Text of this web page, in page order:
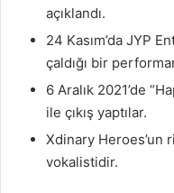
açıklandı.
24 Kasım’da JYP
çaldığı bir
6 Aralık 2021’de
ile çıkış yaptılar.
Xdinary Heroes’un
vokalistidir.